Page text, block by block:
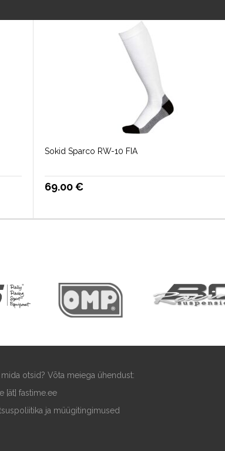
Sokid Sparco RW-10 FIA
69.00€
mida otsid? Võta meiega ühendust:
[ät] fastime.ee
ja müügitingimused